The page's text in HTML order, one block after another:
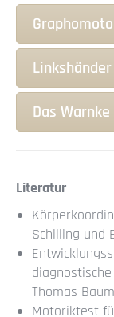
Das
Literatur
Schilling und
Thomas
Motoriktest